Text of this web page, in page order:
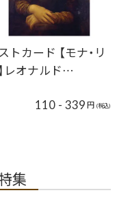
トカード 【モナ・リ
レオナルド…
110 - 339円 (税込)
集